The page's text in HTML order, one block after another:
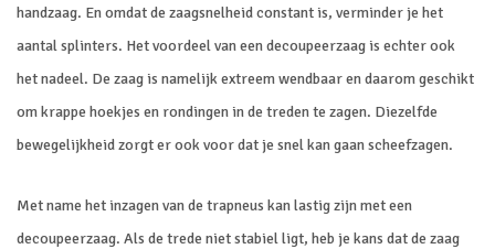
handzaag. En omdat de zaagsnelheid constant is, verminder je het
aantal splinters. Het voordeel van een decoupeerzaag is echter ook
het nadeel. De zaag is namelijk extreem wendbaar en daarom geschikt
om krappe hoekjes en rondingen in de treden te zagen. Diezelfde
bewegelijkheid zorgt er ook voor dat je snel kan gaan scheefzagen.
Met name het inzagen van de trapneus kan lastig zijn met een
decoupeerzaag. Als de trede niet stabiel ligt, heb je kans dat de zaag